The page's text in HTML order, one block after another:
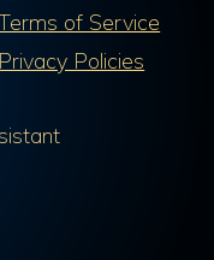
of Service
Privacy Policies